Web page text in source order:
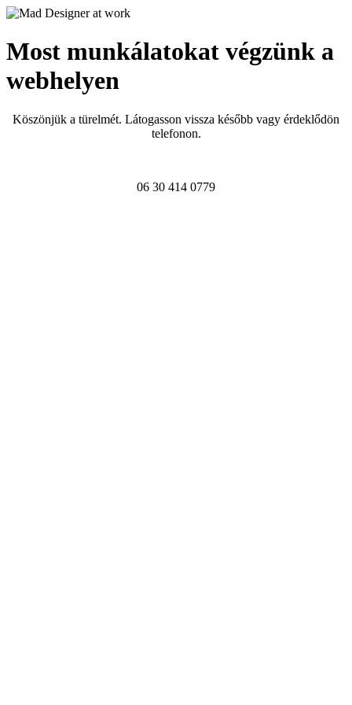
Most munkálatokat végzünk a
webhelyen
Köszönjük a türelmét. Látogasson vissza később vagy érdeklődön
telefonon.
06 30 414 0779